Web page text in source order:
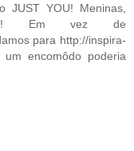
JUST YOU! Meninas,
Em vez de
para http://inspira-
encomôdo poderia